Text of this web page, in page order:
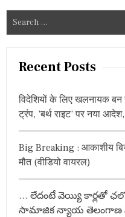
a
Recent Posts
विदेशियों के लिए खलनायक बन
ट्रंप, ‘बर्थ राइट’ पर नया
Big Breaking : आकाशीय
मौत (वीडियो वायरल)
… లేదంటే వెయ్యి కార్లతో ఛలో
సామాజిక న్యాయ తెలంగాణ